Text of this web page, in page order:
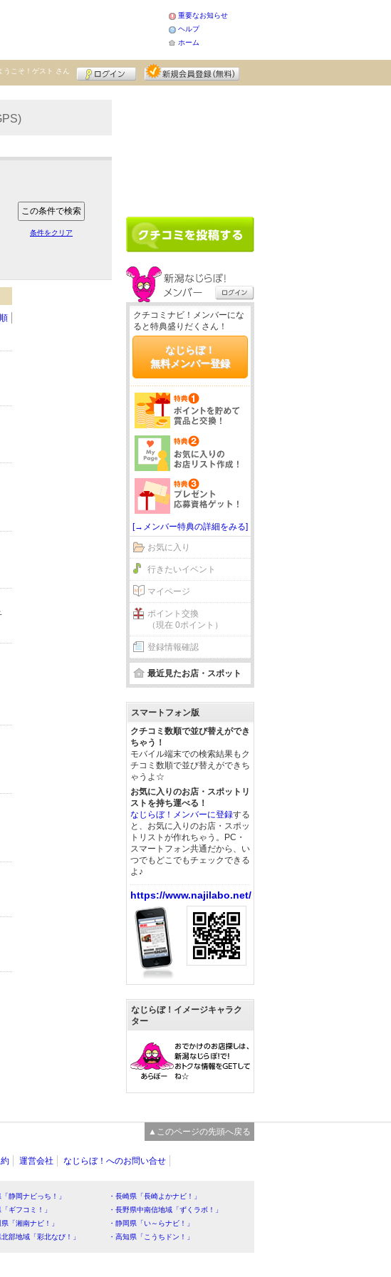
重要なお知らせ
ヘルプ
ホーム
うこそ！ ゲスト さん
条件をクリア
クチコミナビ！メンバーにな
ると特典盛りだくさん！
なじらぼ！
無料メンバー登録
[→メンバー特典の詳細をみる]
お気に入り
行きたいイベント
マイページ
ポイント交換
（現在 0ポイント）
登録情報確認
最近見たお店・スポット
スマートフォン版
クチコミ数順で並び替えができ
ちゃう！
モバイル端末での検索結果もク
チコミ数順で並び替えができち
ゃうよ☆
お気に入りのお店・スポットリ
ストを持ち運べる！
なじらぼ！メンバーに登録する
と、お気に入りのお店・スポッ
トリストが作れちゃう。PC・
スマートフォン共通だから、い
つでもどこでもチェックできる
よ♪
https://www.najilabo.net/
なじらぼ！イメージキャラク
ター
▲このページの先頭へ戻る
運営会社 なじらぼ！へのお問い合せ
「静岡ナビっち！」
・長崎県「長崎よかナビ！」
「ギフコミ！」
・長野県中南信地域「ずくラボ！」
県「湘南ナビ！」
・静岡県「い～らナビ！」
北部地域「彩北なび！」 ・高知県「こうちドン！」